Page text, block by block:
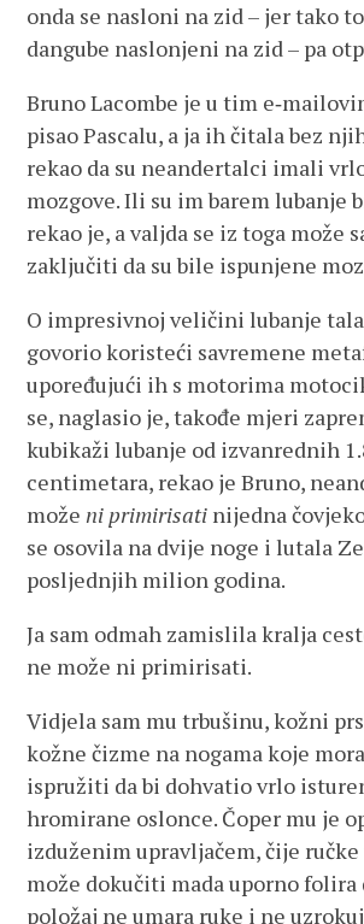
onda se nasloni na zid – jer tako
dangube naslonjeni na zid – pa
Bruno Lacombe je u tim
pisao Pascalu, a ja ih čitala bez
rekao da su neandertalci imali
mozgove. Ili su im barem lubanje
rekao je, a valjda se iz toga može
zaključiti da su bile ispunjene
O impresivnoj veličini lubanje
govorio koristeći savremene
upoređujući ih s motorima
se, naglasio je, takođe mjeri
kubikaži lubanje od izvanrednih
centimetara, rekao je Bruno,
može ni primirisati nijedna
se osovila na dvije noge i lutala
posljednjih milion godina.
Ja sam odmah zamislila kralja
ne može ni primirisati.
Vidjela sam mu trbušinu, kožni
kožne čizme na nogama koje
ispružiti da bi dohvatio vrlo
hromirane oslonce. Čoper mu je
izduženim upravljačem, čije
može dokučiti mada uporno folira
položaj ne umara ruke i ne